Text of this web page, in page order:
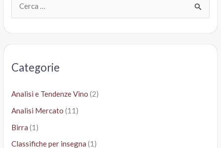
Categorie
Analisi e Tendenze Vino (2)
Analisi Mercato (11)
Birra (1)
Classifiche per insegna (1)